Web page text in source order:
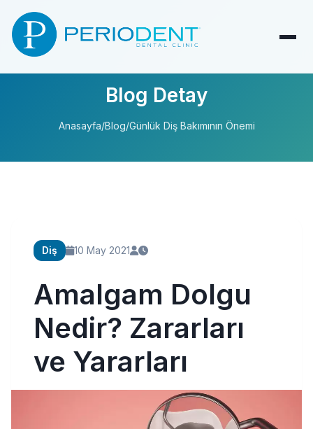
Blog Detay
Anasayfa/Blog/Günlük Diş Bakımının Önemi
Diş 10 May 2021
Amalgam Dolgu
Nedir? Zararları
ve Yararları